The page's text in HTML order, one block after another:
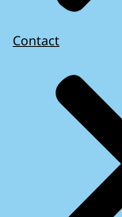
Contact